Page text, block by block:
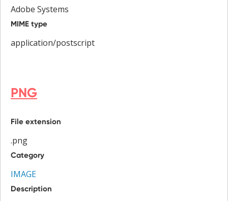
Adobe Systems
MIME type
application/postscript
PNG
File extension
.png
Category
IMAGE
Description